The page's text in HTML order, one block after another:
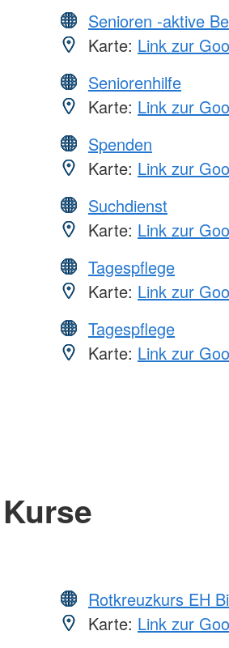
Senioren -aktive
Karte: Link zur
Seniorenhilfe
Karte: Link zur
Spenden
Karte: Link zur
Suchdienst
Karte: Link zur
Tagespflege
Karte: Link zur
Tagespflege
Karte: Link zur
Kurse
Rotkreuzkurs EH
Karte: Link zur